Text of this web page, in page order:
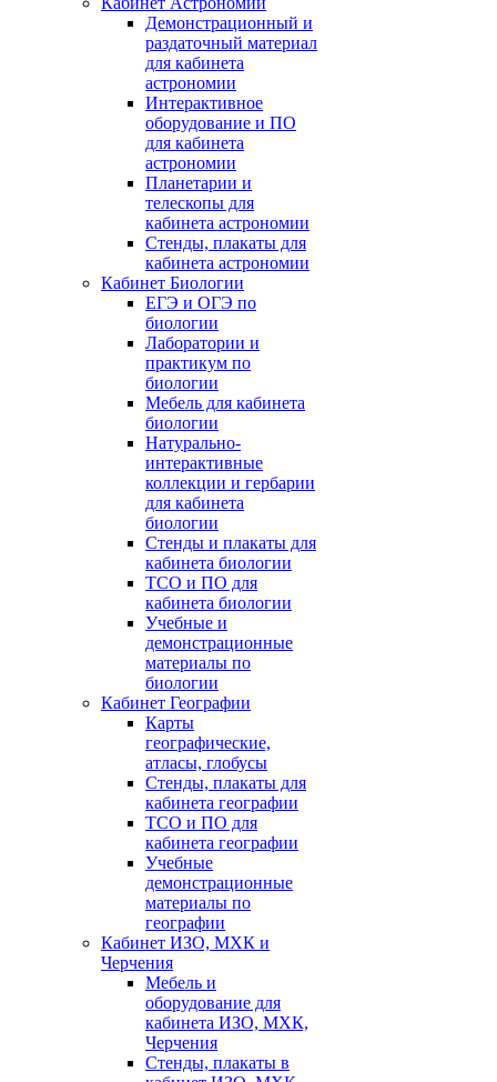
Демонстрационный и
раздаточный материал
для кабинета
астрономии
Интерактивное
оборудование и ПО
для кабинета
астрономии
Планетарии и
телескопы для
кабинета астрономии
Стенды, плакаты для
кабинета астрономии
Кабинет Биологии
ЕГЭ и ОГЭ по
биологии
Лаборатории и
практикум по
биологии
Мебель для кабинета
биологии
Натурально-
интерактивные
коллекции и гербарии
для кабинета
биологии
Стенды и плакаты для
кабинета биологии
ТСО и ПО для
кабинета биологии
Учебные и
демонстрационные
материалы по
биологии
Кабинет Географии
Карты
географические,
атласы, глобусы
Стенды, плакаты для
кабинета географии
ТСО и ПО для
кабинета географии
Учебные
демонстрационные
материалы по
географии
Кабинет ИЗО, МХК и
Черчения
Мебель и
оборудование для
кабинета ИЗО, МХК,
Черчения
Стенды, плакаты в